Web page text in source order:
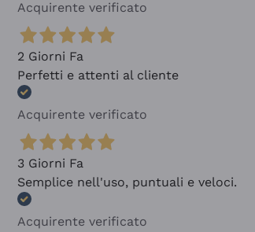
Acquirente verificato
2 Giorni Fa
Perfetti e attenti al cliente
Acquirente verificato
3 Giorni Fa
Semplice nell'uso, puntuali e veloci.
Acquirente verificato